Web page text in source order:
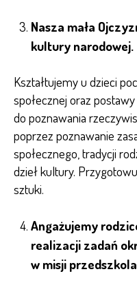
Nasza mała
kultury narodowej.
Kształtujemy u dzieci
społecznej oraz
do poznawania
poprzez poznawanie
społecznego, tradycji
dzieł kultury.
sztuki.
Angażujemy
realizacji zadań
w misji